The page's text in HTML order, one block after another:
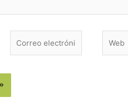
electrónico*